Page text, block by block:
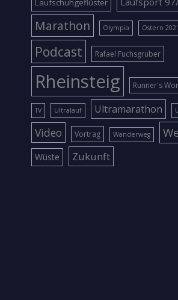
Laufschuhgeflüster
Marathon Olympia Ostern 2021
Podcast Rafael Fuchsgruber
Rheinsteig Runner's
TV Ultralauf Ultramarathon
Video Vortrag Wanderweg
Wüste Zukunft